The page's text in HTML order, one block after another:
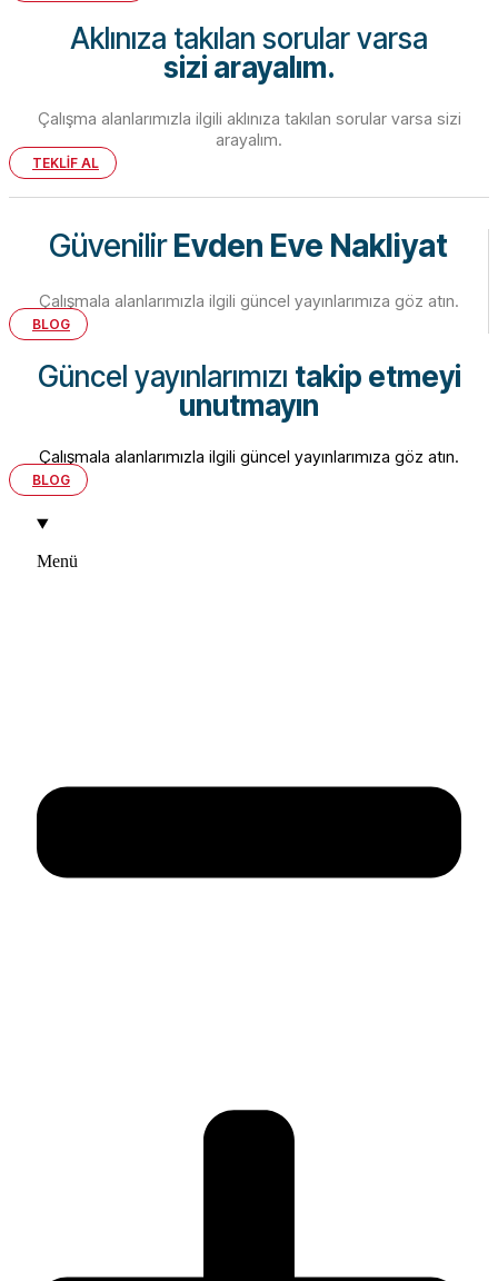
Aklınıza takılan sorular varsa
sizi arayalım.
Çalışma alanlarımızla ilgili aklınıza takılan sorular varsa sizi
arayalım.
TEKLİF AL
GüvenilirEvden Eve Nakliyat
Çalışmala alanlarımızla ilgili güncel yayınlarımıza göz atın.
BLOG
Güncel yayınlarımızı takip etmeyi
unutmayın
Çalışmala alanlarımızla ilgili güncel yayınlarımıza göz atın.
BLOG
Menü